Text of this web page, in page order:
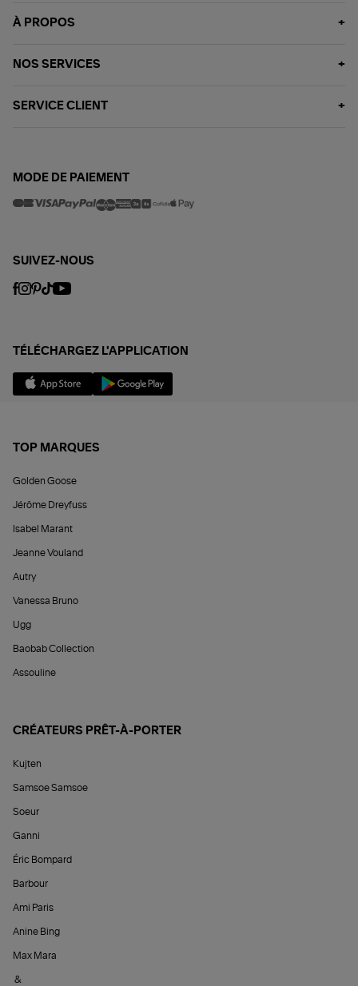
À PROPOS
NOS SERVICES
SERVICE CLIENT
MODE DE PAIEMENT
SUIVEZ-NOUS
TÉLÉCHARGEZ L'APPLICATION
TOP MARQUES
Golden Goose
Jérôme Dreyfuss
Isabel Marant
Jeanne Vouland
Autry
Vanessa Bruno
Ugg
Baobab Collection
Assouline
CRÉATEURS PRÊT-À-PORTER
Kujten
Samsoe Samsoe
Soeur
Ganni
Éric Bompard
Barbour
Ami Paris
Anine Bing
Max Mara
&